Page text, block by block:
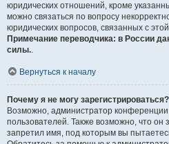
юридических отношений, кроме
можно связаться по вопросу
юридических вопросов, связанных с
Примечание переводчика: в России
силы..
Вернуться к началу
Почему я не могу зарегистрироваться?
Возможно, администратор
пользователей. Также возможно, что он
запретил имя, под которым вы